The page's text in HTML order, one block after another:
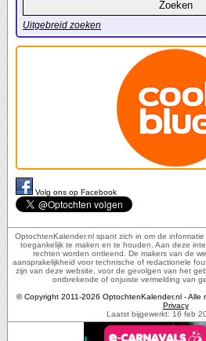
Uitgebreid zoeken
Volg ons op Facebook
OptochtenKalender.nl spant zich in om de
toegankelijk te maken en te houden. Aan deze
rechten worden ontleend. De makers van de
aansprakelijkheid voor technische of redactionele
zijn van deze website, voor de gevolgen van het
ontbrekende of onjuiste vermelding van
© Copyright 2011-2026 OptochtenKalender.nl - Alle
Privacy
Laatst bijgewerkt: 16 feb